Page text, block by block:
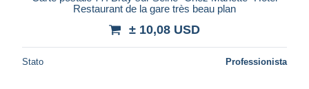
Restaurant de la gare très beau plan
± 10,08 USD
Stato Professionista